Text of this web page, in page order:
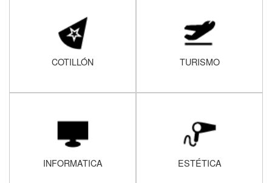
COTILLÓN TURISMO
INFORMATICA ESTÉTICA